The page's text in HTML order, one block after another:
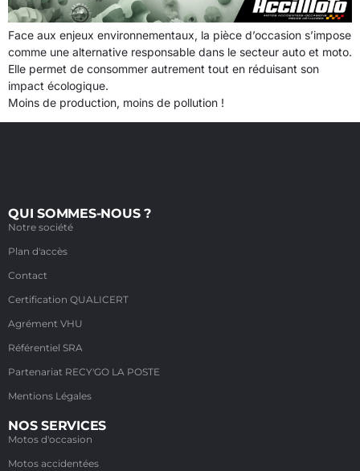
Face aux enjeux environnementaux, la pièce d’occasion s’impose
comme une alternative responsable dans le secteur auto et moto.
Elle permet de consommer autrement tout en réduisant son
impact écologique.
Moins de production, moins de pollution !
QUI SOMMES-NOUS ?
Notre société
Plan d'accès
Contact
Certification QUALICERT
Agrément VHU
Référentiel SRA
Partenariat RECY'GO LA POSTE
Mentions Légales
NOS SERVICES
Motos d'occasion
Motos accidentées